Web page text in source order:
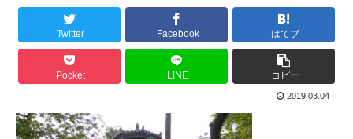
Twitter Facebook はてブ
Pocket LINE コピー
2019.03.04